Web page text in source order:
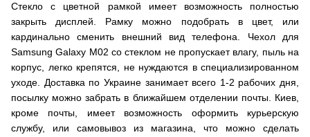
Стекло с цветной рамкой имеет возможность полностью
закрыть дисплей. Рамку можно подобрать в цвет, или
кардинально сменить внешний вид телефона. Чехол для
Samsung Galaxy M02 со стеклом не пропускает влагу, пыль на
корпус, легко крепятся, не нуждаются в специализированном
уходе. Доставка по Украине занимает всего 1-2 рабочих дня,
посылку можно забрать в ближайшем отделении почты. Киев,
кроме почты, имеет возможность оформить курьерскую
службу, или самовывоз из магазина, что можно сделать